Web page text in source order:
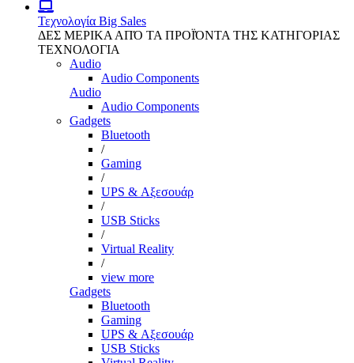
Τεχνολογία Big Sales
ΔΕΣ ΜΕΡΙΚΑ ΑΠΌ ΤΑ ΠΡΟΪΌΝΤΑ ΤΗΣ ΚΑΤΗΓΟΡΙΑΣ
ΤΕΧΝΟΛΟΓΙΑ
Audio
Audio Components
Audio
Audio Components
Gadgets
Bluetooth
/
Gaming
/
UPS & Αξεσουάρ
/
USB Sticks
/
Virtual Reality
/
view more
Gadgets
Bluetooth
Gaming
UPS & Αξεσουάρ
USB Sticks